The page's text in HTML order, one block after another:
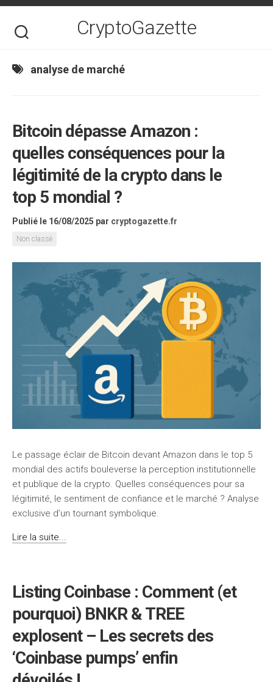
Skip
content
CryptoGazette
analyse de marché
Bitcoin dépasse Amazon :
quelles conséquences pour la
légitimité de la crypto dans le
top 5 mondial ?
Publié le 16/08/2025 par cryptogazette.fr
Non classé
Le passage éclair de Bitcoin devant Amazon dans le top 5
mondial des actifs bouleverse la perception institutionnelle
et publique de la crypto. Quelles conséquences pour sa
légitimité, le sentiment de confiance et le marché ? Analyse
exclusive d’un tournant symbolique.
Lire la suite...
Listing Coinbase : Comment (et
pourquoi) BNKR & TREE
explosent – Les secrets des
‘Coinbase pumps’ enfin